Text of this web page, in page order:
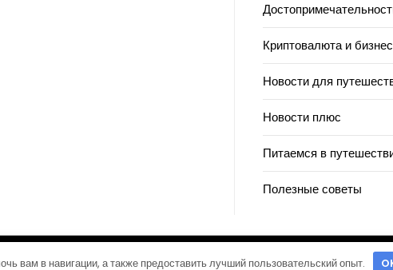
Криптовалюта и бизнес
Новости для
Новости плюс
Питаемся в
Полезные советы
| Дизайн:Газетная тема WordPress
вам в навигации, а также предоставить лучший пользовательский опыт.